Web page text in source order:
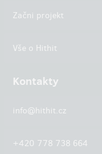
Začni projekt
Vše o Hithit
Kontakty
info@hithit.cz
+420 778 738 664